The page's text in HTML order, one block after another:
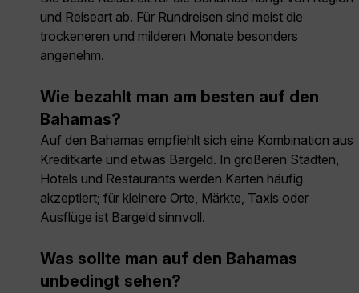
und Reiseart ab. Für Rundreisen sind meist die
trockeneren und milderen Monate besonders
angenehm.
Wie bezahlt man am besten auf den
Bahamas?
Auf den Bahamas empfiehlt sich eine Kombination aus
Kreditkarte und etwas Bargeld. In größeren Städten,
Hotels und Restaurants werden Karten häufig
akzeptiert; für kleinere Orte, Märkte, Taxis oder
Ausflüge ist Bargeld sinnvoll.
Was sollte man auf den Bahamas
unbedingt sehen?